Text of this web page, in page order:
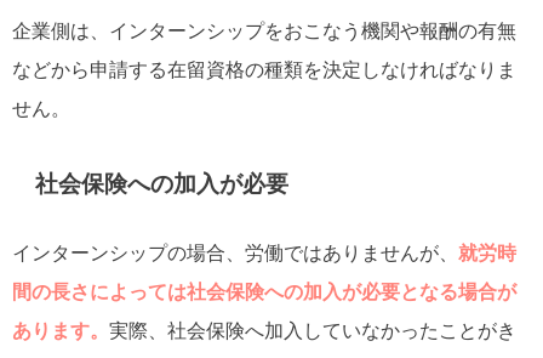
企業側は、インターンシップをおこなう機関や報酬の有無
などから申請する在留資格の種類を決定しなければなりま
せん。
社会保険への加入が必要
インターンシップの場合、労働ではありませんが、 就労時
間の長さによっては社会保険への加入が必要となる場合が
あります。 実際、社会保険へ加入していなかったことがき